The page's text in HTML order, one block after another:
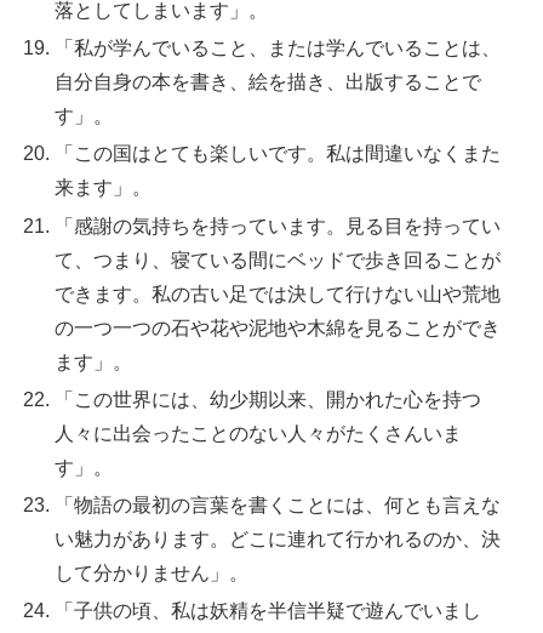
落としてしまいます」。
「私が学んでいること、または学んでいることは、
自分自身の本を書き、絵を描き、出版することで
す」。
「この国はとても楽しいです。私は間違いなくまた
来ます」。
「感謝の気持ちを持っています。見る目を持ってい
て、つまり、寝ている間にベッドで歩き回ることが
できます。私の古い足では決して行けない山や荒地
の一つ一つの石や花や泥地や木綿を見ることができ
ます」。
「この世界には、幼少期以来、開かれた心を持つ
人々に出会ったことのない人々がたくさんいま
す」。
「物語の最初の言葉を書くことには、何とも言えな
い魅力があります。どこに連れて行かれるのか、決
して分かりません」。
「子供の頃、私は妖精を半信半疑で遊んでいまし